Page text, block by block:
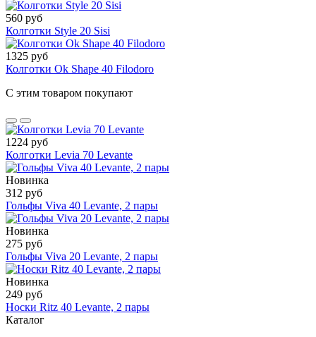
560 руб
Колготки Style 20 Sisi
1325 руб
Колготки Ok Shape 40 Filodoro
С этим товаром покупают
1224 руб
Колготки Levia 70 Levante
Новинка
312 руб
Гольфы Viva 40 Levante, 2 пары
Новинка
275 руб
Гольфы Viva 20 Levante, 2 пары
Новинка
249 руб
Носки Ritz 40 Levante, 2 пары
Каталог